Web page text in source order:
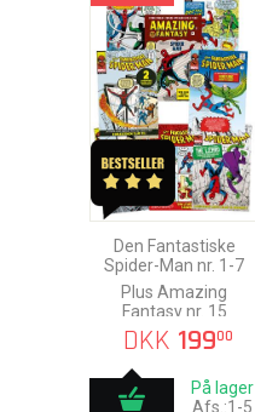
Den Fantastiske
Spider-Man nr. 1-7
Plus Amazing
Fantasy nr. 15
DKK 19900
På lager
Afs.:1-5